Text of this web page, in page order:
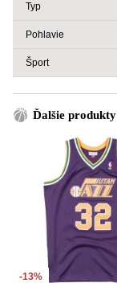
Typ
Pohlavie
Šport
Ďalšie
-13%